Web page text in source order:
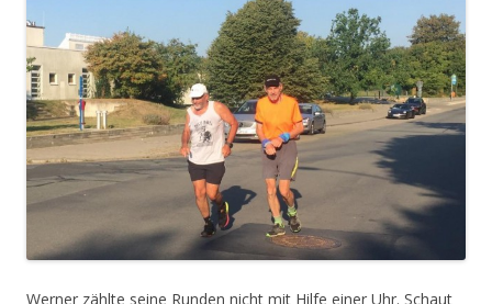
Werner zählte seine Runden nicht mit Hilfe einer Uhr. Schaut